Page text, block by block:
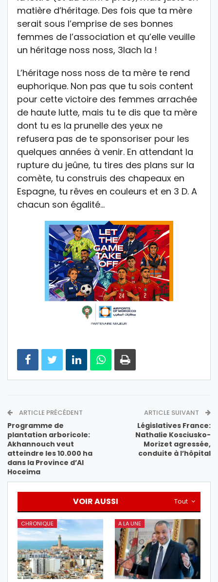
matière d’héritage. Des fois que ta mère
serait sous l’emprise de ses bonnes
femmes de l’association et qu’elle veuille
un héritage noss noss, 3lach la !
L’héritage noss noss de ta mère te rend
euphorique. Non pas que tu sois content
pour cette victoire des femmes arrachée
de haute lutte, mais tu te dis que ta mère
dont tu es la prunelle des yeux ne
refusera pas de te sponsoriser pour les
quelques années à venir. En attendant la
rupture du jeûne, tu tires des plans sur la
comète, tu construis des chapeaux en
Espagne, tu rêves en couleurs et en 3 D. A
chacun son égalité…
ARTICLE PRÉCÉDENT
Programme de
plantation arboricole:
Akhannouch veut
atteindre les 10.000 ha
dans la Province d’Al
Hoceima
ARTICLE SUIVANT
Législatives France:
Nathalie Kosciusko-
Morizet agressée,
conduite à l’hôpital
Tout
VOIR AUSSI
CHRONIQUE A LA UNE